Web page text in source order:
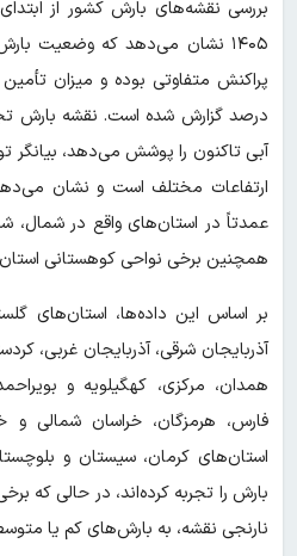
۱۴۰۵ نشان می‌دهد که وضعیت
درصد گزارش شده است. نقشه بارش
آبی تاکنون را پوشش می‌دهد، بیانگر
ارتفاعات مختلف است و نشان
عمدتاً در استان‌های واقع در شمال،
همچنین برخی نواحی کوهستانی
بر اساس این داده‌ها، استان‌های
آذربایجان شرقی، آذربایجان غربی،
همدان، مرکزی، کهگیلویه و
فارس، هرمزگان، خراسان شمالی
استان‌های کرمان، سیستان و
بارش را تجربه کرده‌اند، در حالی که
نارنجی نقشه، به بارش‌های کم یا